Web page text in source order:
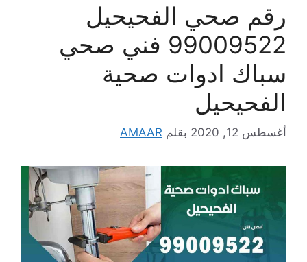
رقم صحي الفحيحيل
99009522 فني صحي
سباك ادوات صحية
الفحيحيل
أغسطس 12, 2020 بقلم AMAAR